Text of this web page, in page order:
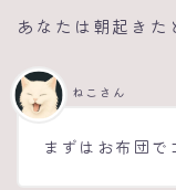
あなたは朝起きた
まずはお布団で
ねこさん